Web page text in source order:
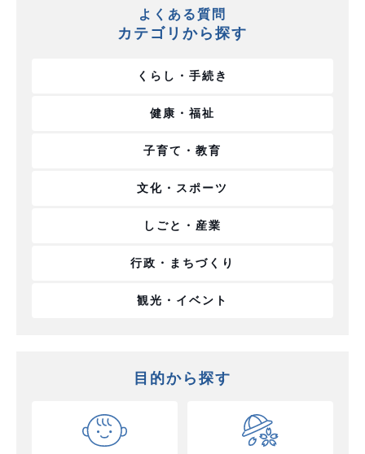
よくある質問
カテゴリから探す
くらし・手続き
健康・福祉
子育て・教育
文化・スポーツ
しごと・産業
行政・まちづくり
観光・イベント
目的から探す